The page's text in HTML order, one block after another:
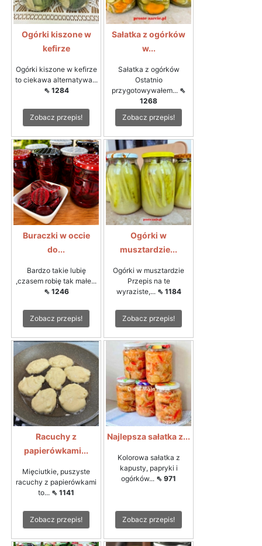
Ogórki kiszone w
kefirze
Ogórki kiszone w kefirze
to ciekawa alternatywa...
⇖ 1284
Zobacz przepis!
Sałatka z ogórków
w...
Sałatka z ogórków
Ostatnio
przygotowywałem... ⇖
1268
Zobacz przepis!
Buraczki w occie
do...
Bardzo takie lubię
,czasem robię tak małe...
⇖ 1246
Zobacz przepis!
Ogórki w
musztardzie...
Ogórki w musztardzie
Przepis na te
wyraziste,... ⇖ 1184
Zobacz przepis!
Racuchy z
papierówkami...
Mięciutkie, puszyste
racuchy z papierówkami
to... ⇖ 1141
Zobacz przepis!
Najlepsza sałatka z...
Kolorowa sałatka z
kapusty, papryki i
ogórków... ⇖ 971
Zobacz przepis!